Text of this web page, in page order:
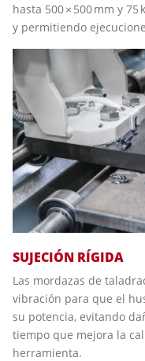
hasta 500 × 500 mm y
y permitiendo
SUJECIÓN RÍGIDA
Las mordazas de
vibración para que el
su potencia, evitando
tiempo que mejora la
herramienta.